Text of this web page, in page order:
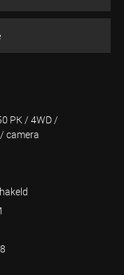
PK / 4WD /
camera